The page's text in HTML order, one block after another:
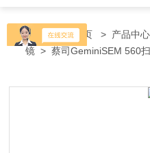
当前位置：首页 > 产品中心
镜 > 蔡司GeminiSEM 560